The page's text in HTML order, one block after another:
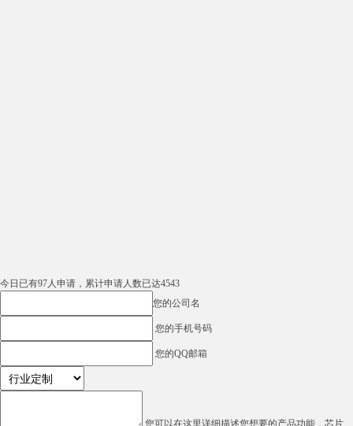
今日已有97人申请，累计申请人数已达4543
您的公司名
您的手机号码
您的QQ邮箱
您可以在这里详细描述您想要的产品功能，芯片